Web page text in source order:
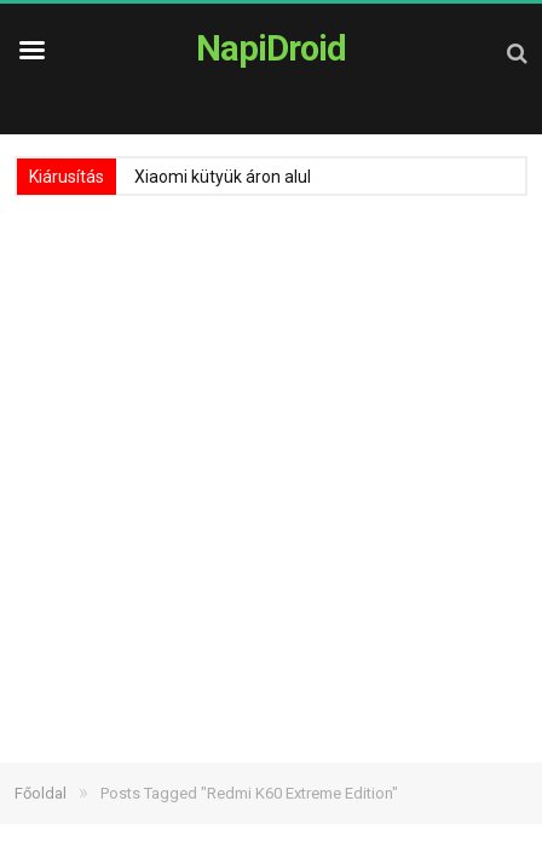
NapiDroid
Kiárusítás Xiaomi kütyük áron alul
Főoldal » Posts Tagged "Redmi K60 Extreme Edition"